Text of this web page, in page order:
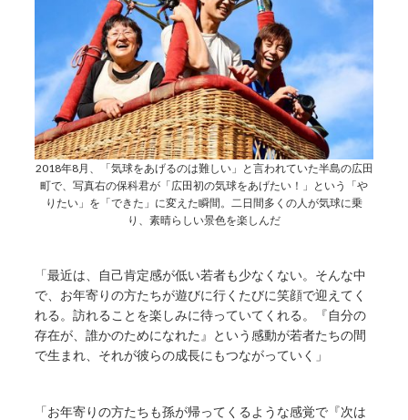
2018年8月、「気球をあげるのは難しい」と言われていた半島の広田
町で、写真右の保科君が「広田初の気球をあげたい！」という「や
りたい」を「できた」に変えた瞬間。二日間多くの人が気球に乗
り、素晴らしい景色を楽しんだ
「最近は、自己肯定感が低い若者も少なくない。そんな中
で、お年寄りの方たちが遊びに行くたびに笑顔で迎えてく
れる。訪れることを楽しみに待っていてくれる。『自分の
存在が、誰かのためになれた』という感動が若者たちの間
で生まれ、それが彼らの成長にもつながっていく」
「お年寄りの方たちも孫が帰ってくるような感覚で『次は